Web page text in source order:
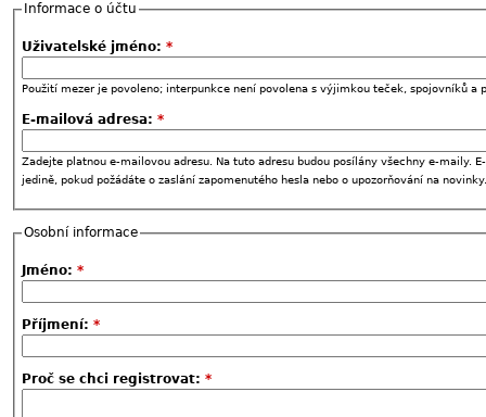
Informace o účtu
Uživatelské jméno: *
Použití mezer je povoleno; interpunkce není povolena s výjimkou teček, spojovníků a
E-mailová adresa: *
Zadejte platnou e-mailovou adresu. Na tuto adresu budou posílány všechny e-maily.
jedině, pokud požádáte o zaslání zapomenutého hesla nebo o upozorňování na novinky.
Osobní informace
Jméno: *
Příjmení: *
Proč se chci registrovat: *